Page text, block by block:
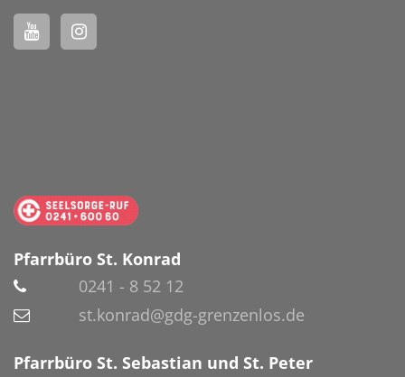
Pfarrbüro St. Konrad
0241 - 8 52 12
st.konrad@gdg-grenzenlos.de
Pfarrbüro St. Sebastian und St. Peter